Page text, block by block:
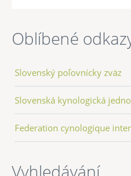
Oblíbené
Slovenský poľovnícky zväz
Slovenská kynologická
Federation cynologique